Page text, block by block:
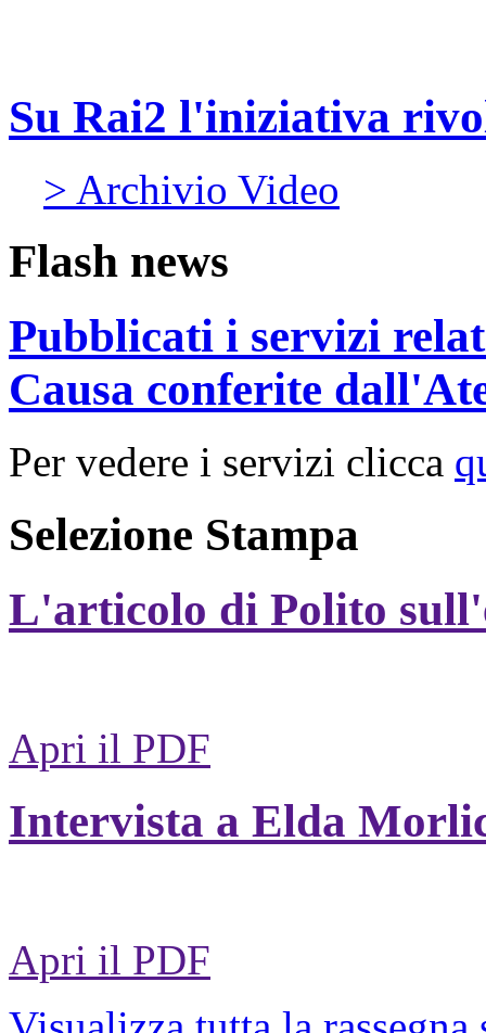
Su Rai2 l'iniziativa
> Archivio Video
Flash news
Pubblicati i servizi
Causa conferite
Per vedere i servizi clicca
Selezione Stampa
L'articolo di Polito
Apri il PDF
Intervista a Elda
Apri il PDF